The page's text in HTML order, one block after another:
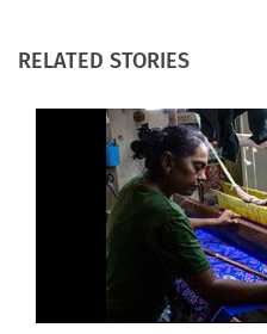
RELATED STORIES